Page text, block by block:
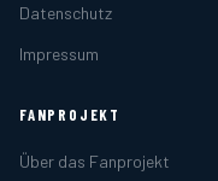
Datenschutz
Impressum
FANPROJEKT
Über das Fanprojekt